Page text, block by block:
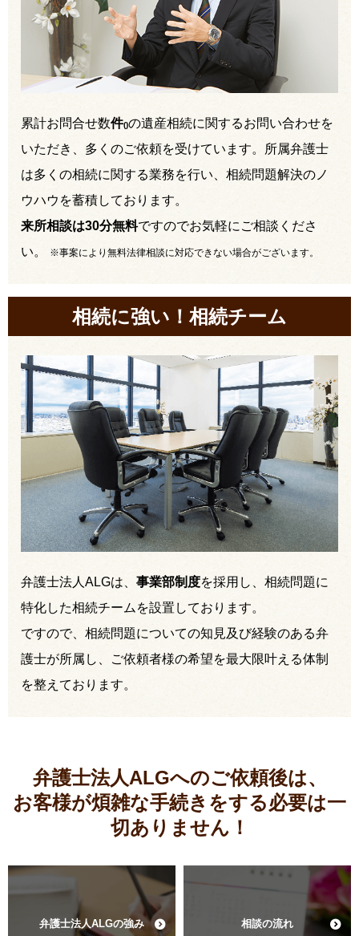
累計お問合せ数件()の遺産相続に関するお問い合わせを
いただき、多くのご依頼を受けています。所属弁護士
は多くの相続に関する業務を行い、相続問題解決のノ
ウハウを蓄積しております。
来所相談は30分無料ですのでお気軽にご相談くださ
い。
※事案により無料法律相談に対応できない場合がございます。
相続に強い！相続チーム
弁護士法人ALGは、 事業部制度を採用し、相続問題に
特化した相続チームを設置しております。
ですので、相続問題についての知見及び経験のある弁
護士が所属し、ご依頼者様の希望を最大限叶える体制
を整えております。
弁護士法人ALGへのご依頼後は、
お客様が煩雑な手続きをする必要は一
切ありません！
弁護士法人ALGの強み 相談の流れ